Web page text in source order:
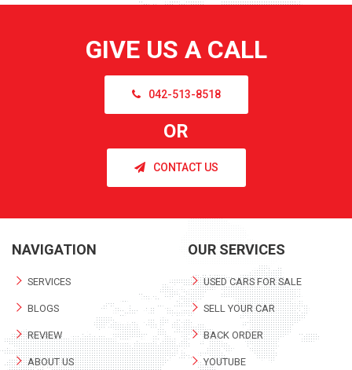
GIVE US A CALL
042-513-8518
OR
CONTACT US
NAVIGATION
SERVICES
BLOGS
REVIEW
ABOUT US
OUR SERVICES
USED CARS FOR SALE
SELL YOUR CAR
BACK ORDER
YOUTUBE